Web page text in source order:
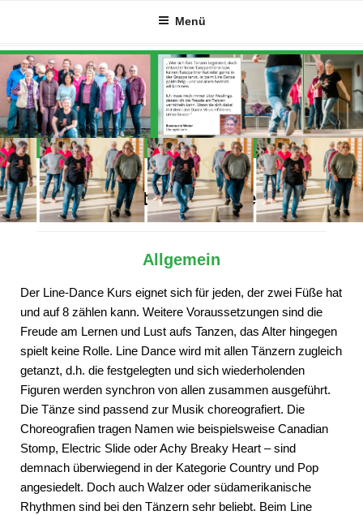
springen
Menü
Alles Wichtige auf einen Blick
Allgemein
Der Line-Dance Kurs eignet sich für jeden, der zwei Füße hat
und auf 8 zählen kann. Weitere Voraussetzungen sind die
Freude am Lernen und Lust aufs Tanzen, das Alter hingegen
spielt keine Rolle. Line Dance wird mit allen Tänzern zugleich
getanzt, d.h. die festgelegten und sich wiederholenden
Figuren werden synchron von allen zusammen ausgeführt.
Die Tänze sind passend zur Musik choreografiert. Die
Choreografien tragen Namen wie beispielsweise Canadian
Stomp, Electric Slide oder Achy Breaky Heart – sind
demnach überwiegend in der Kategorie Country und Pop
angesiedelt. Doch auch Walzer oder südamerikanische
Rhythmen sind bei den Tänzern sehr beliebt. Beim Line